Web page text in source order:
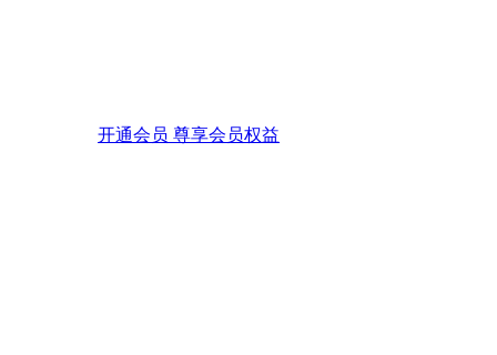
开通会员 尊享会员权益